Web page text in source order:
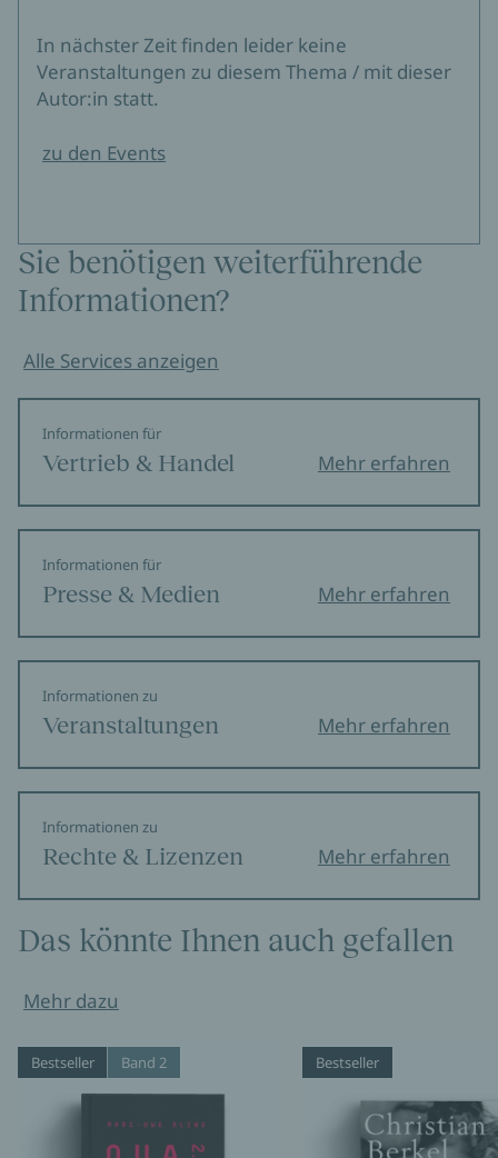
In nächster Zeit finden leider keine
Veranstaltungen zu diesem Thema / mit dieser
Autor:in statt.
zu den Events
Sie benötigen weiterführende
Informationen?
Alle Services anzeigen
Informationen für
Vertrieb & Handel Mehr erfahren
Informationen für
Presse & Medien Mehr erfahren
Informationen zu
Veranstaltungen Mehr erfahren
Informationen zu
Rechte & Lizenzen Mehr erfahren
Das könnte Ihnen auch gefallen
Mehr dazu
Bestseller Band 2 Bestseller